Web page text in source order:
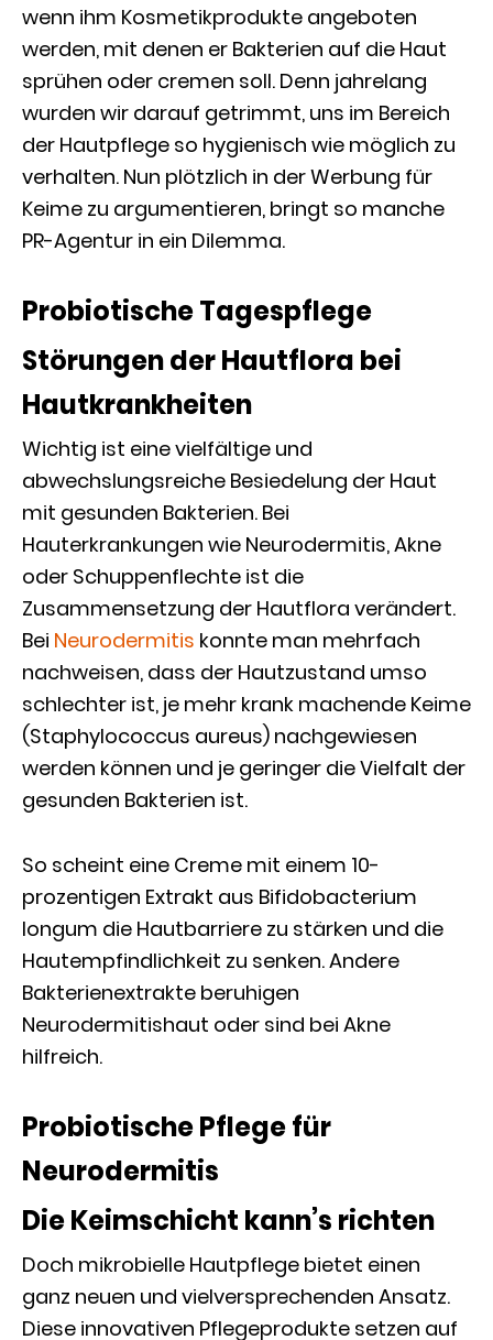
wenn ihm Kosmetikprodukte angeboten
werden, mit denen er Bakterien auf die Haut
sprühen oder cremen soll. Denn jahrelang
wurden wir darauf getrimmt, uns im Bereich
der Hautpflege so hygienisch wie möglich zu
verhalten. Nun plötzlich in der Werbung für
Keime zu argumentieren, bringt so manche
PR-Agentur in ein Dilemma.
Probiotische Tagespflege
Störungen der Hautflora bei
Hautkrankheiten
Wichtig ist eine vielfältige und
abwechslungsreiche Besiedelung der Haut
mit gesunden Bakterien. Bei
Hauterkrankungen wie Neurodermitis, Akne
oder Schuppenflechte ist die
Zusammensetzung der Hautflora verändert.
Bei Neurodermitis konnte man mehrfach
nachweisen, dass der Hautzustand umso
schlechter ist, je mehr krank machende Keime
(Staphylococcus aureus) nachgewiesen
werden können und je geringer die Vielfalt der
gesunden Bakterien ist.
So scheint eine Creme mit einem 10-
prozentigen Extrakt aus Bifidobacterium
longum die Hautbarriere zu stärken und die
Hautempfindlichkeit zu senken. Andere
Bakterienextrakte beruhigen
Neurodermitishaut oder sind bei Akne
hilfreich.
Probiotische Pflege für
Neurodermitis
Die Keimschicht kann’s richten
Doch mikrobielle Hautpflege bietet einen
ganz neuen und vielversprechenden Ansatz.
Diese innovativen Pflegeprodukte setzen auf